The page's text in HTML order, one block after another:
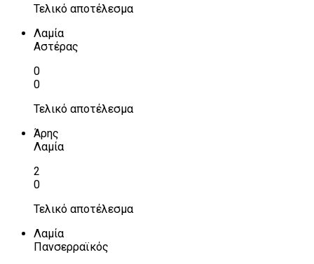
Τελικό αποτέλεσμα
Λαμία
Αστέρας
0
0
Τελικό αποτέλεσμα
Άρης
Λαμία
2
0
Τελικό αποτέλεσμα
Λαμία
Πανσερραϊκός